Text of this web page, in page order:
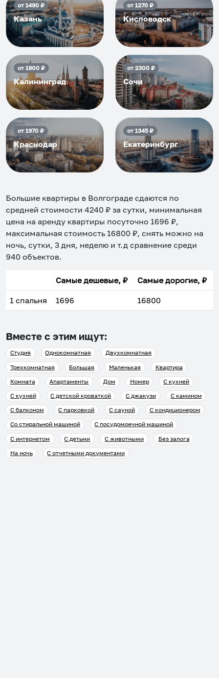
от1490₽
Казань
от1270₽
Кисловодск
от1800₽
Калининград
от2300₽
Сочи
от1970₽
Краснодар
от1345₽
Екатеринбург
Большие квартиры в Волгограде сдаются по
средней стоимости 4240 ₽ за сутки, минимальная
цена на аренду квартиры посуточно 1696 ₽,
максимальная стоимость 16800 ₽, снять можно на
ночь, сутки, 3 дня, неделю и т.д сравнение среди
940 объектов.
Самые дешевые, ₽ Самые дорогие, ₽
1 спальня 1696 16800
Вместе с этим ищут:
Студия Однокомнатная
Двухкомнатная
Трехкомнатная
Большая Маленькая
Квартира
Комната
Апартаменты Дом Номер
С кухней
С кухней
С детской кроваткой С джакузи
С камином
С балконом
С парковкой С сауной
С кондиционером
Со стиральной машиной
С посудомоечной машиной
С интернетом
С детьми С животными
Без залога
На ночь
С отчетными документами